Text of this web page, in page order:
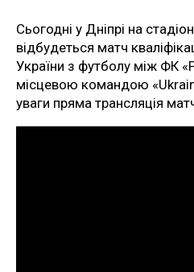
Сьогодні у Дніпрі на
відбудеться матч
України з футболу між ФК
місцевою командою
уваги пряма трансляція